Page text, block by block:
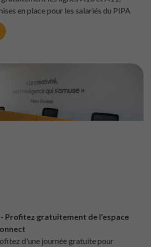
en place pour les salariés du PIPA
Profitez gratuitement de l'espace
d'une journée gratuite pour